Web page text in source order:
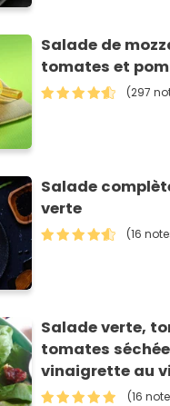
Salade de
tomates et
(297
Salade
verte
(16
Salade verte,
tomates
vinaigrette au
framboise
(16